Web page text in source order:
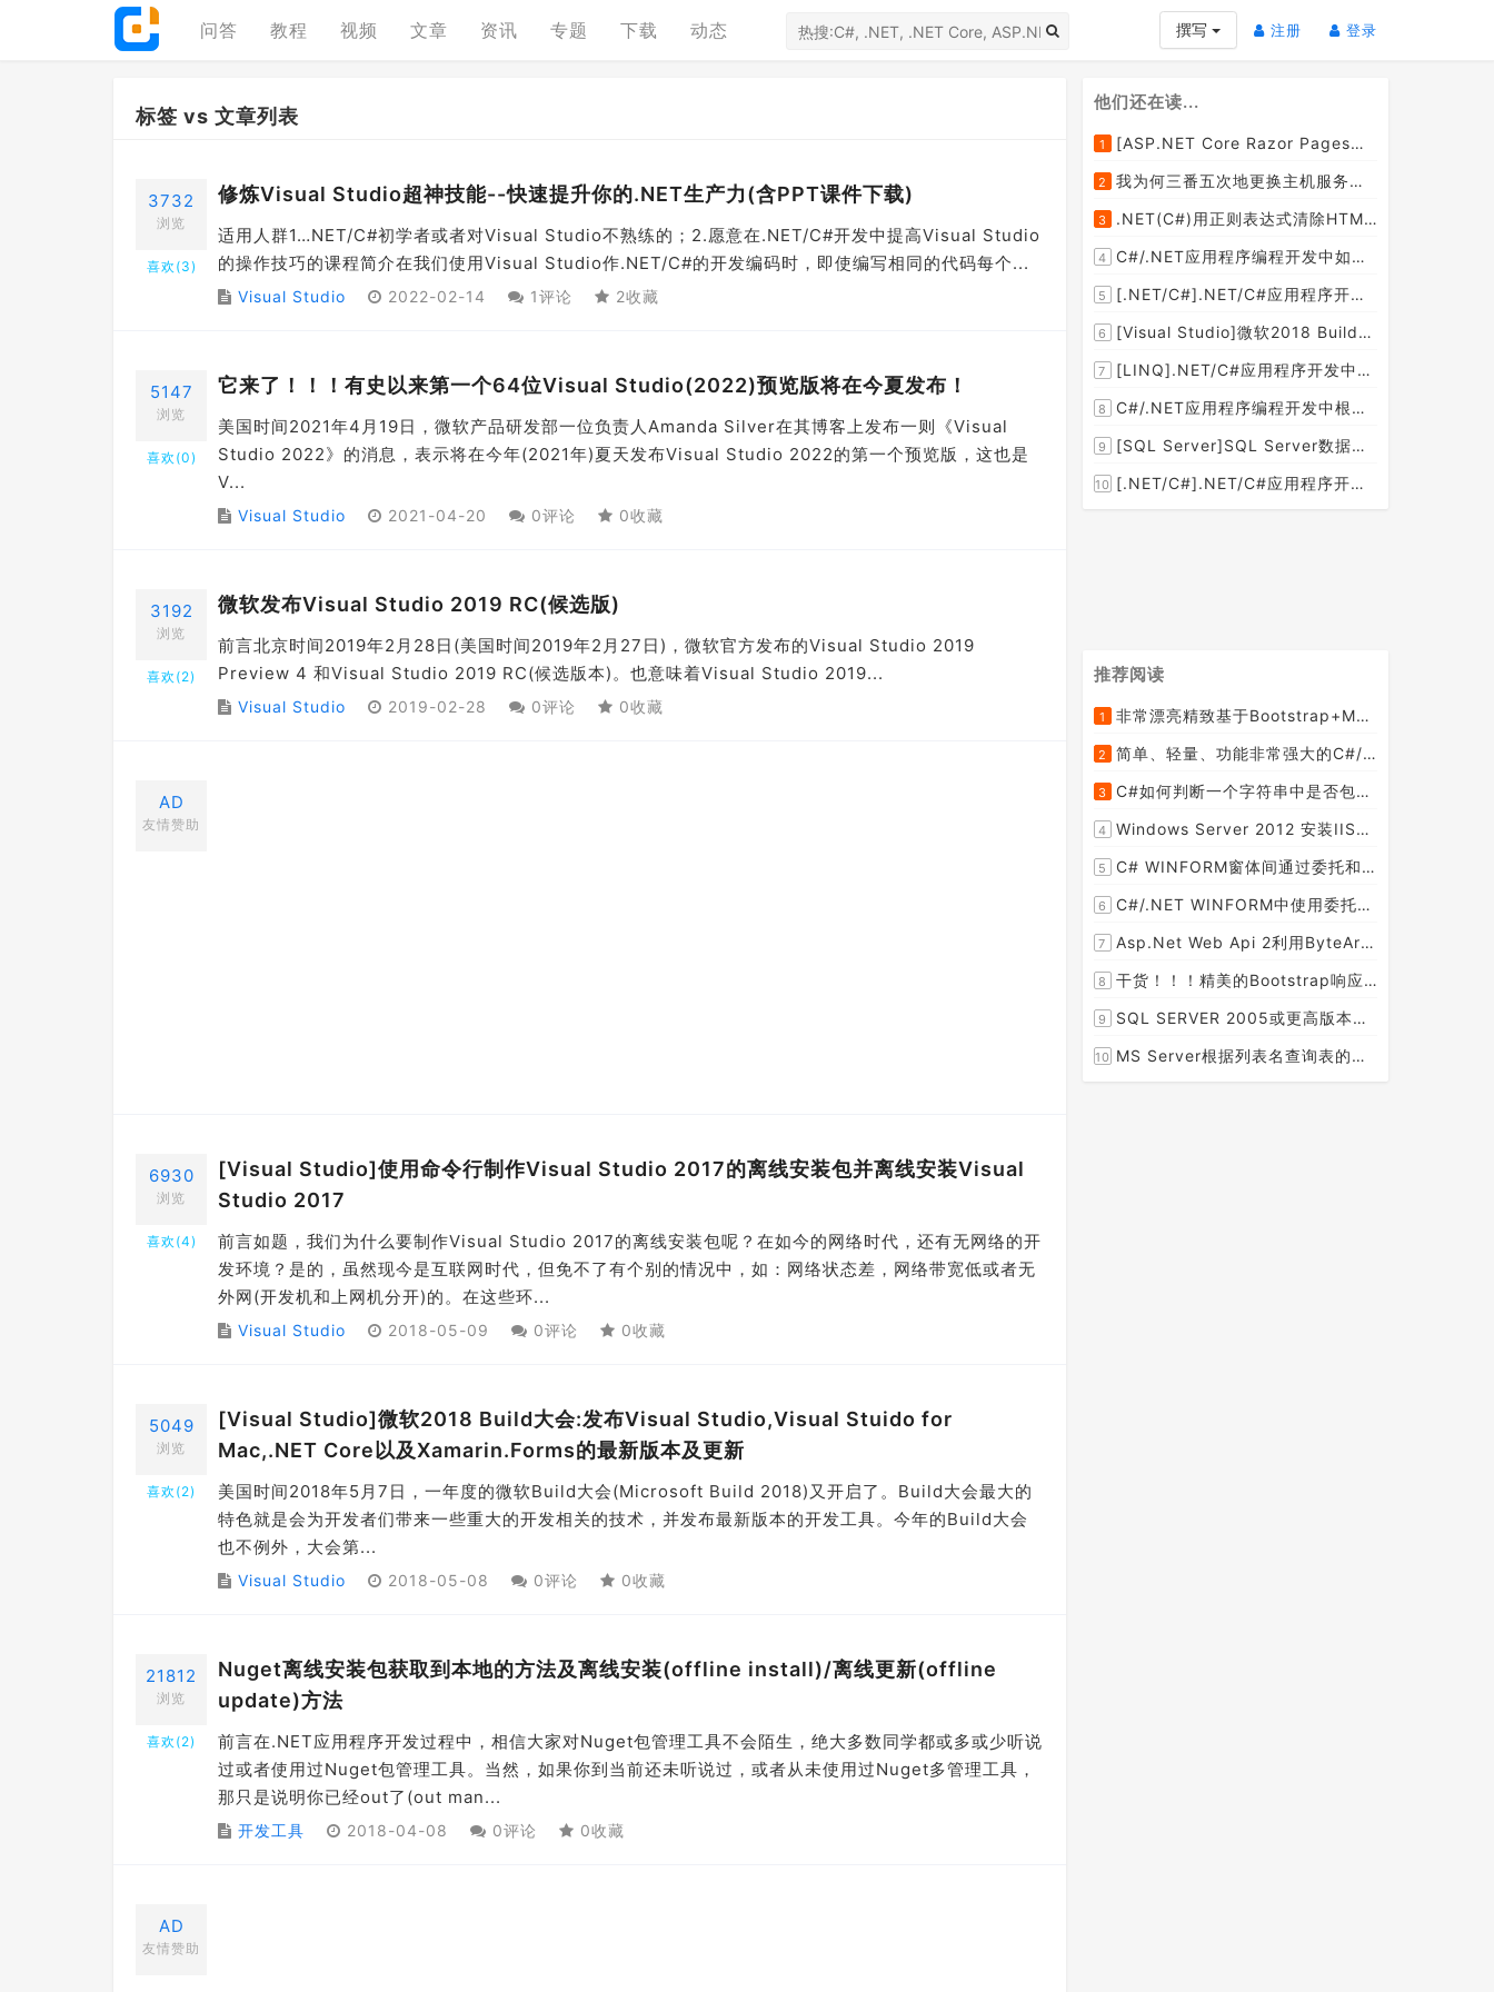
问答 教程 视频 文章 资讯 专题 下载 动态 撰写 注册 (current)
登录
标签 vs 文章列表
3732
浏览
喜欢(3)
修炼Visual Studio超神技能--快速提升你的.NET生产力(含PPT课件下载)
适用人群1…NET/C#初学者或者对Visual Studio不熟练的；2.愿意在.NET/C#开发中提高Visual Studio
的操作技巧的课程简介在我们使用Visual Studio作.NET/C#的开发编码时，即使编写相同的代码每个...
Visual Studio 2022-02-14 1评论 2收藏
5147
浏览
喜欢(0)
它来了！！！有史以来第一个64位Visual Studio(2022)预览版将在今夏发布！
美国时间2021年4月19日，微软产品研发部一位负责人Amanda Silver在其博客上发布一则《Visual
Studio 2022》的消息，表示将在今年(2021年)夏天发布Visual Studio 2022的第一个预览版，这也是
V...
Visual Studio 2021-04-20 0评论 0收藏
3192
浏览
喜欢(2)
微软发布Visual Studio 2019 RC(候选版)
前言北京时间2019年2月28日(美国时间2019年2月27日)，微软官方发布的Visual Studio 2019
Preview 4 和Visual Studio 2019 RC(候选版本)。也意味着Visual Studio 2019...
Visual Studio 2019-02-28 0评论 0收藏
AD
友情赞助
6930
浏览
喜欢(4)
[Visual Studio]使用命令行制作Visual Studio 2017的离线安装包并离线安装Visual
Studio 2017
前言如题，我们为什么要制作Visual Studio 2017的离线安装包呢？在如今的网络时代，还有无网络的开
发环境？是的，虽然现今是互联网时代，但免不了有个别的情况中，如：网络状态差，网络带宽低或者无
外网(开发机和上网机分开)的。在这些环...
Visual Studio 2018-05-09 0评论 0收藏
5049
浏览
喜欢(2)
[Visual Studio]微软2018 Build大会:发布Visual Studio,Visual Stuido for
Mac,.NET Core以及Xamarin.Forms的最新版本及更新
美国时间2018年5月7日，一年度的微软Build大会(Microsoft Build 2018)又开启了。Build大会最大的
特色就是会为开发者们带来一些重大的开发相关的技术，并发布最新版本的开发工具。今年的Build大会
也不例外，大会第...
Visual Studio 2018-05-08 0评论 0收藏
21812
浏览
喜欢(2)
Nuget离线安装包获取到本地的方法及离线安装(offline install)/离线更新(offline
update)方法
前言在.NET应用程序开发过程中，相信大家对Nuget包管理工具不会陌生，绝大多数同学都或多或少听说
过或者使用过Nuget包管理工具。当然，如果你到当前还未听说过，或者从未使用过Nuget多管理工具，
那只是说明你已经out了(out man...
开发工具 2018-04-08 0评论 0收藏
AD
友情赞助
他们还在读...
1 [ASP.NET Core Razor Pages系列教程]ASP.NET Core Razor Pages中的PageModel(09)
2 我为何三番五次地更换主机服务提供商？
3 .NET(C#)用正则表达式清除HTML标签（包括script和style），保留纯本文
4 C#/.NET应用程序编程开发中如何将两张或者多张图片合并成一张图片？
5 [.NET/C#].NET/C#应用程序开发的单元测试中如何获取当前程序集所在的目录路径？
6 [Visual Studio]微软2018 Build大会:发布Visual Studio,Visual Stuido for Mac,.NET Core以及Xamarin.Forms的最新版本及更新
7 [LINQ].NET/C#应用程序开发中如何使用LINQ查询集合中元素的某个属性值在另外一个集合中存在的子集？
8 C#/.NET应用程序编程开发中根据查询条件动态创建LINQ的Where查询表达式的实现方案
9 [SQL Server]SQL Server数据库中如何设置主键列为自增列？
10 [.NET/C#].NET/C#应用程序开发中如何实现十进制数字和十六进制间的相互转换呢？
推荐阅读
1
非常漂亮精致基于Bootstrap+Material+Angular的轻量级响应式后台管理系统模板框架UI
2
简单、轻量、功能非常强大的C#/ASP.NET定时调度任务执行管理组件--FluentScheduler之实例篇
3
C#如何判断一个字符串中是否包含另一个字符串数组或列表中的任何一个元素
4
Windows Server 2012 安装IIS和.Net 2.0失败的解决方案--指定备用源路径
5
C# WINFORM窗体间通过委托和事件传值(自定义事件参数)--实例详解
6
C#/.NET WINFORM中使用委托和事件在类中更新窗体UI控件
7
Asp.Net Web Api 2利用ByteArrayContent和StreamContent分别实现下载文件示例源码(含多文件压缩功能)
8
干货！！！精美的Bootstrap响应式后台系统模板
9
SQL SERVER 2005或更高版本实现分组后取TOP N条记录
10 MS Server根据列表名查询表的字段名，字段类型，以类型长度
[2014-03-15]